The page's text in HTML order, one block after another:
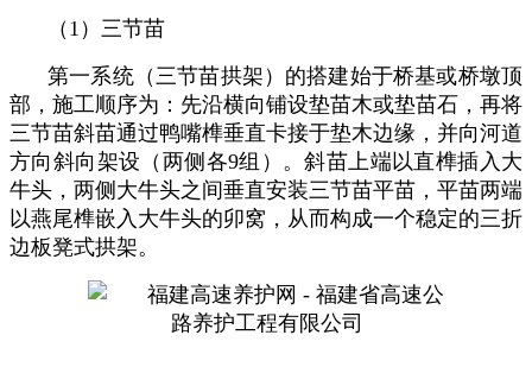
（1）三节苗
第一系统（三节苗拱架）的搭建始于桥基或桥墩顶
部，施工顺序为：先沿横向铺设垫苗木或垫苗石，再将
三节苗斜苗通过鸭嘴榫垂直卡接于垫木边缘，并向河道
方向斜向架设（两侧各9组）。斜苗上端以直榫插入大
牛头，两侧大牛头之间垂直安装三节苗平苗，平苗两端
以燕尾榫嵌入大牛头的卯窝，从而构成一个稳定的三折
边板凳式拱架。